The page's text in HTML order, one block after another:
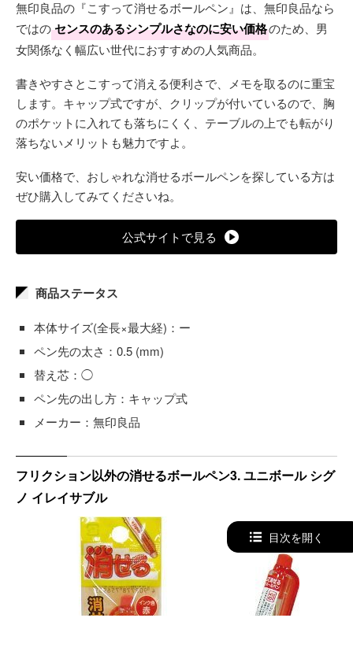
無印良品の『こすって消せるボールペン』は、無印良品なら
ではのセンスのあるシンプルさなのに安い価格のため、男
女関係なく幅広い世代におすすめの人気商品。
書きやすさとこすって消える便利さで、メモを取るのに重宝
します。キャップ式ですが、クリップが付いているので、胸
のポケットに入れても落ちにくく、テーブルの上でも転がり
落ちないメリットも魅力ですよ。
安い価格で、おしゃれな消せるボールペンを探している方は
ぜひ購入してみてくださいね。
公式サイトで見る
商品ステータス
本体サイズ(全長×最大経)：ー
ペン先の太さ：0.5 (mm)
替え芯：◯
ペン先の出し方：キャップ式
メーカー：無印良品
フリクション以外の消せるボールペン3. ユニボール シグ
ノ イレイサブル
目次を開く